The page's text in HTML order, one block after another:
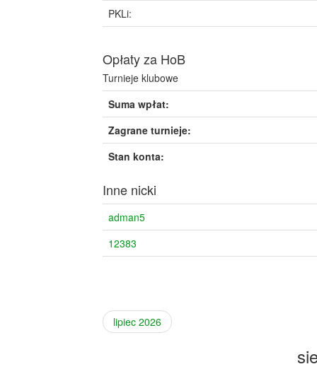
PKLi:
Opłaty za HoB
Turnieje klubowe
Suma wpłat:
Zagrane turnieje:
Stan konta:
Inne nicki
adman5
12383
lipiec 2026